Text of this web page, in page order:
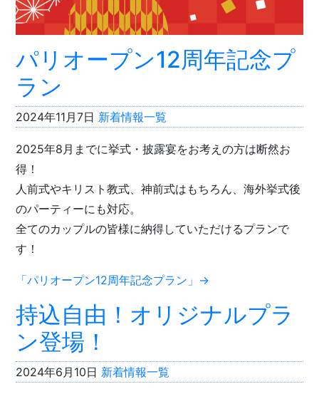
パリオープン12周年記念プ
ラン
2024年11月7日 新着情報一覧
2025年8月までに挙式・披露宴をお考えの方は断然お
得！
人前式やキリスト教式、神前式はもちろん、海外挙式後
のパーティーにも対応。
全てのカップルの皆様に納得していただけるプランで
す！
「パリオープン12周年記念プラン」→
持込自由！オリジナルプラ
ン登場！
2024年6月10日 新着情報一覧